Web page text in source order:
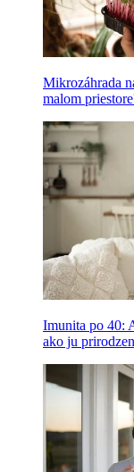
Mikrozáhrada
malom
Imunita po 40:
ako ju